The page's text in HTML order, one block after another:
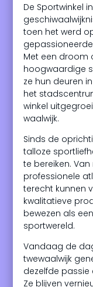
De Sportwinkel
toen het werd
Met een droom
hoogwaardige
ze hun deuren
het
winkel
waalwijk.
Sinds de
talloze
te bereiken.
professionele
terecht kunnen
kwalitatieve
bewezen als
sportwereld.
Vandaag de
twewaalwijk
dezelfde passie
Ze blijven